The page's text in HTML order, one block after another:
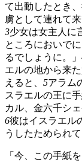
て出動したとき
虜として連れて
3少女は女主人に
ところにおいで
るでしょうに。」
エルの地から来
えると、 5アラム
スラエルの王に
カル、金六千シ
6彼はイスラエル
うしたためられて
「今、この手紙